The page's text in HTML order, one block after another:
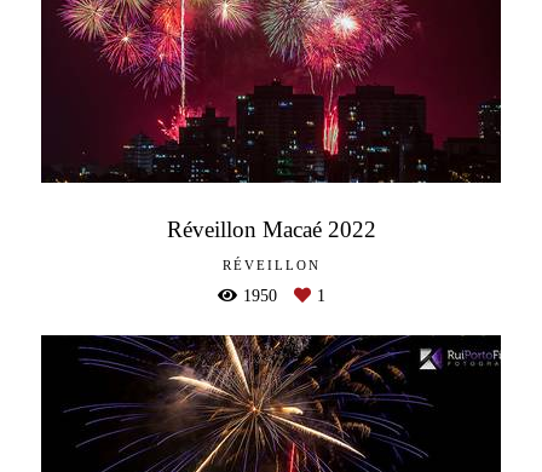
Réveillon Macaé 2022
RÉVEILLON
1950 1